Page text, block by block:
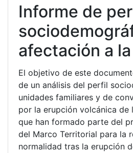
Informe de
afectación a
El objetivo de este
de un análisis del perfil
unidades familiares y de
por la erupción volcánica de
que han formado parte del
del Marco Territorial para la
normalidad tras la erupción